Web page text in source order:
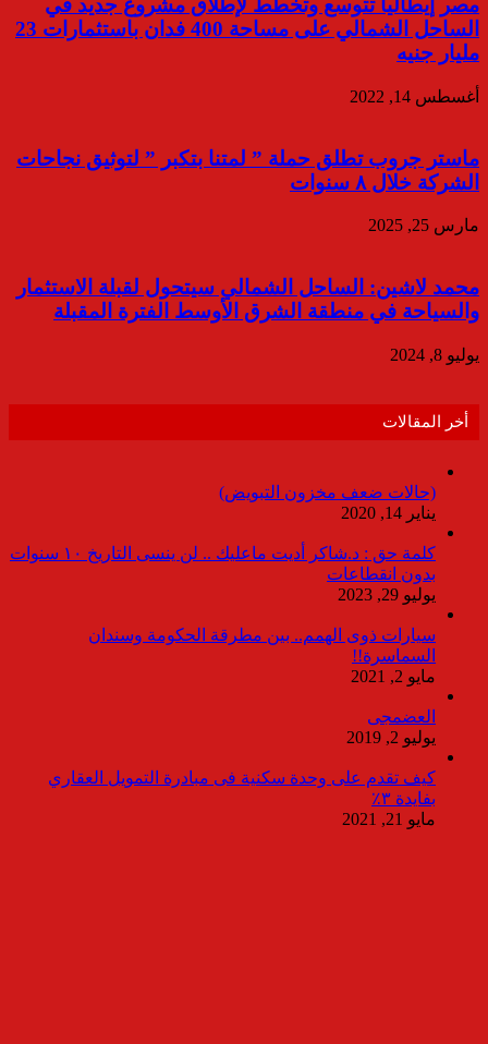
مصر إيطاليا تتوسع وتخطط لإطلاق مشروع جديد في
الساحل الشمالي على مساحة 400 فدان باستثمارات 23
مليار جنيه
أغسطس 14, 2022
ماستر جروب تطلق حملة ” لمتنا بتكبر ” لتوثيق نجاحات
الشركة خلال ٨ سنوات
مارس 25, 2025
محمد لاشين: الساحل الشمالي سيتحول لقبلة الاستثمار
والسياحة في منطقة الشرق الأوسط الفترة المقبلة
يوليو 8, 2024
أخر المقالات
(حالات ضعف مخزون التبويض)
يناير 14, 2020
كلمة حق : د.شاكر أديت ماعليك .. لن ينسى التاريخ ١٠ سنوات
بدون انقطاعات
يوليو 29, 2023
سيارات ذوى الهمم.. بين مطرقة الحكومة وسندان
السماسرة!!
مايو 2, 2021
العضمجى
يوليو 2, 2019
كيف تقدم على وحدة سكنية فى مبادرة التمويل العقاري
بفايدة ٣٪
مايو 21, 2021